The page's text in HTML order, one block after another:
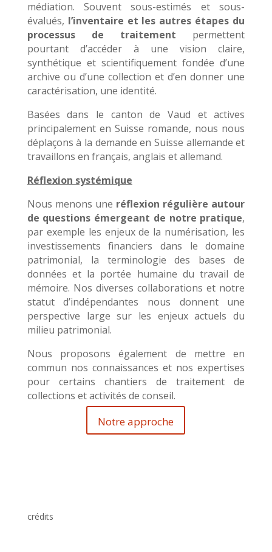
médiation. Souvent sous-estimés et sous-
évalués, l’inventaire et les autres étapes du
processus de traitement permettent
pourtant d’accéder à une vision claire,
synthétique et scientifiquement fondée d’une
archive ou d’une collection et d’en donner une
caractérisation, une identité.
Basées dans le canton de Vaud et actives
principalement en Suisse romande, nous nous
déplaçons à la demande en Suisse allemande et
travaillons en français, anglais et allemand.
Réflexion systémique
Nous menons une réflexion régulière autour
de questions émergeant de notre pratique,
par exemple les enjeux de la numérisation, les
investissements financiers dans le domaine
patrimonial, la terminologie des bases de
données et la portée humaine du travail de
mémoire. Nos diverses collaborations et notre
statut d’indépendantes nous donnent une
perspective large sur les enjeux actuels du
milieu patrimonial.
Nous proposons également de mettre en
commun nos connaissances et nos expertises
pour certains chantiers de traitement de
collections et activités de conseil.
Notre approche
crédits